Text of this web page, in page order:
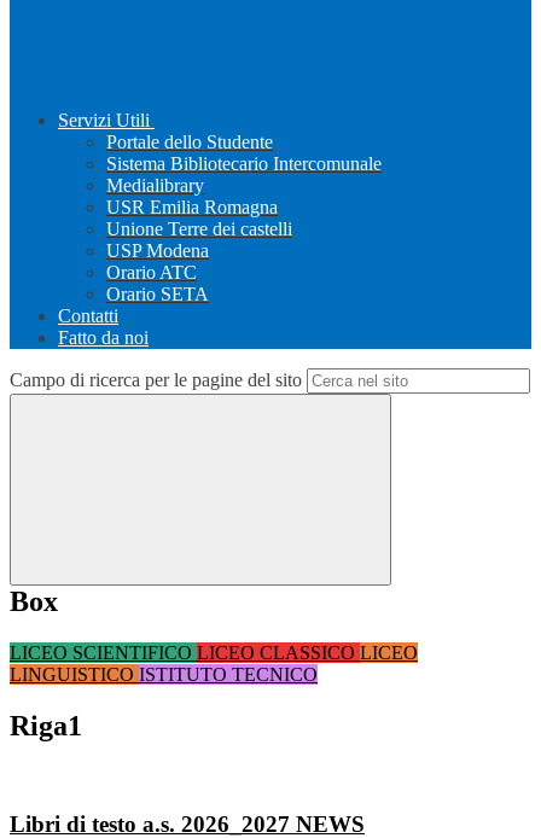
Servizi Utili
Portale dello Studente
Sistema Bibliotecario Intercomunale
Medialibrary
USR Emilia Romagna
Unione Terre dei castelli
USP Modena
Orario ATC
Orario SETA
Contatti
Fatto da noi
Campo di ricerca per le pagine del sito
Box
LICEO SCIENTIFICO LICEO CLASSICO LICEO
LINGUISTICO ISTITUTO TECNICO
Riga1
Libri di testo a.s. 2026_2027 NEWS